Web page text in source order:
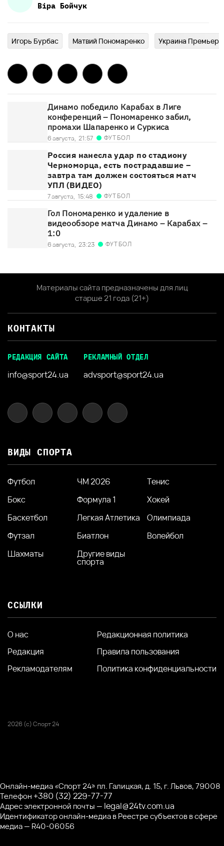
Віра Бойчук
Игорь Бурбас Матвий Пономаренко Украина Премьер-
Динамо победило Карабах в Лиге
конференций – Пономаренко забил,
промахи Шапаренко и Суркиса
6 августа, 21:57 ФУТБОЛ
Россия нанесла удар по стадиону
Черноморца, есть пострадавшие –
завтра там должен состояться матч
УПЛ (ВИДЕО)
7 августа, 15:48 ФУТБОЛ
Гол Пономаренко и удаление в
видеообзоре матча Динамо – Карабах –
1:0
6 августа, 23:23 ФУТБОЛ
Материалы сайта предназначены для лиц
старше 21 года (21+)
КОНТАКТЫ
РЕДАКЦИЯ САЙТА
info@sport24.ua
РЕКЛАМНЫЙ ОТДЕЛ
advsport@sport24.ua
ВИДЫ СПОРТА
Футбол ЧМ 2026
Тенис
Бокс
Формула 1
Хокей
Баскетбол
Легкая Атлетика
Олимпиада
Футзал
Биатлон
Волейбол
Шахматы
Другие виды
спорта
ССЫЛКИ
О нас
Редакция
Рекламодателям
Редакционная политика
Правила пользования
Политика конфиденциальности
2026 (с) Спорт 24
Онлайн-медиа «Спорт 24» пл. Галицкая, д. 15, г. Львов, 79008
Телефон +380 (32) 229-77-77
Адрес электронной почты — legal@24tv.com.ua
Идентификатор онлайн-медиа в Реестре субъектов в сфере
медиа — R40-06056